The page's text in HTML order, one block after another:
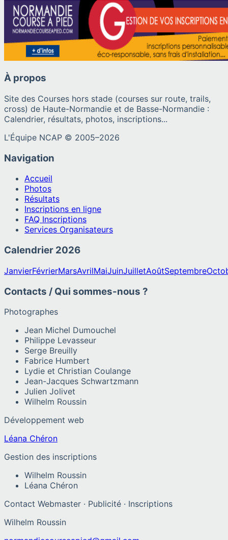
À propos
Site des Courses hors stade (courses sur route, trails,
cross) de Haute-Normandie et de Basse-Normandie :
Calendrier, résultats, photos, inscriptions...
L'Équipe NCAP © 2005–2026
Navigation
Accueil
Photos
Résultats
Inscriptions en ligne
FAQ Inscriptions
Services Organisateurs
Calendrier 2026
JanvierFévrierMarsAvrilMaiJuinJuilletAoûtSeptembre
Contacts / Qui sommes-nous ?
Photographes
Jean Michel Dumouchel
Philippe Levasseur
Serge Breuilly
Fabrice Humbert
Lydie et Christian Coulange
Jean-Jacques Schwartzmann
Julien Jolivet
Wilhelm Roussin
Développement web
Léana Chéron
Gestion des inscriptions
Wilhelm Roussin
Léana Chéron
Contact Webmaster · Publicité · Inscriptions
Wilhelm Roussin